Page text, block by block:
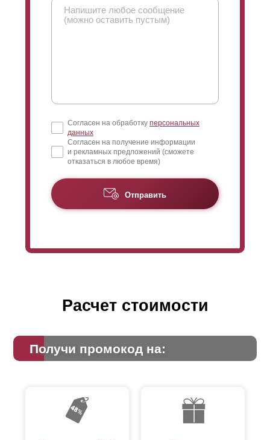
Согласен на обработку персональных
данных
Согласен на получение информации
и рекламных предложений (сможете
отказаться в любое время)
Отправить
Расчет стоимости
Получи промокод на: